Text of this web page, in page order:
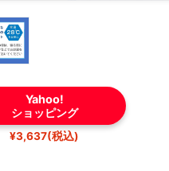
Yahoo!
ショッピング
¥3,637(税込)